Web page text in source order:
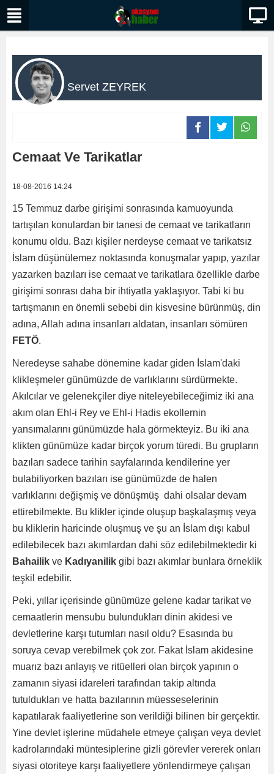
Servet ZEYREK
Cemaat Ve Tarikatlar
18-08-2016 14:24
15 Temmuz darbe girişimi sonrasında kamuoyunda
tartışılan konulardan bir tanesi de cemaat ve tarikatların
konumu oldu. Bazı kişiler nerdeyse cemaat ve tarikatsız
İslam düşünülemez noktasında konuşmalar yapıp, yazılar
yazarken bazıları ise cemaat ve tarikatlara özellikle darbe
girişimi sonrası daha bir ihtiyatla yaklaşıyor. Tabi ki bu
tartışmanın en önemli sebebi din kisvesine bürünmüş, din
adına, Allah adına insanları aldatan, insanları sömüren
FETÖ.
Neredeyse sahabe dönemine kadar giden İslam'daki
klikleşmeler günümüzde de varlıklarını sürdürmekte.
Akılcılar ve gelenekçiler diye niteleyebileceğimiz iki ana
akım olan Ehl-i Rey ve Ehl-i Hadis ekollernin
yansımalarını günümüzde hala görmekteyiz. Bu iki ana
klikten günümüze kadar birçok yorum türedi. Bu grupların
bazıları sadece tarihin sayfalarında kendilerine yer
bulabiliyorken bazıları ise günümüzde de halen
varlıklarını değişmiş ve dönüşmüş dahi olsalar devam
ettirebilmekte. Bu klikler içinde oluşup başkalaşmış veya
bu kliklerin haricinde oluşmuş ve şu an İslam dışı kabul
edilebilecek bazı akımlardan dahi söz edilebilmektedir ki
Bahailik ve Kadıyanilik gibi bazı akımlar bunlara örneklik
teşkil edebilir.
Peki, yıllar içerisinde günümüze gelene kadar tarikat ve
cemaatlerin mensubu bulundukları dinin akidesi ve
devletlerine karşı tutumları nasıl oldu? Esasında bu
soruya cevap verebilmek çok zor. Fakat İslam akidesine
muarız bazı anlayış ve ritüelleri olan birçok yapının o
zamanın siyasi idareleri tarafından takip altında
tutuldukları ve hatta bazılarının müesseselerinin
kapatılarak faaliyetlerine son verildiği bilinen bir gerçektir.
Yine devlet işlerine müdahele etmeye çalışan veya devlet
kadrolarındaki müntesiplerine gizli görevler vererek onları
siyasi otoriteye karşı faaliyetlere yönlendirmeye çalışan